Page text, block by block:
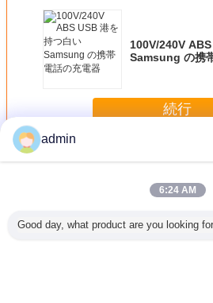
100V/240V
Samsung の携
続行
多く携帯電話 PCB
admin
6:24 AM
Good day, what product are you looking